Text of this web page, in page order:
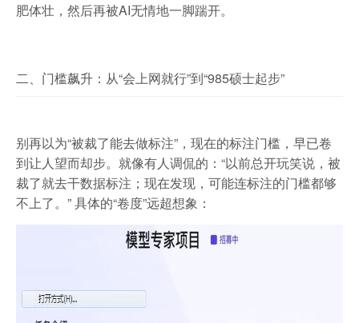
肥体壮，然后再被AI无情地一脚踹开。
二、门槛飙升：从“会上网就行”到“985硕士起步”
别再以为“被裁了能去做标注”，现在的标注门槛，早已卷
到让人望而却步。就像有人调侃的：“以前总开玩笑说，被
裁了就去干数据标注；现在发现，可能连标注的门槛都够
不上了。” 具体的“卷度”远超想象：